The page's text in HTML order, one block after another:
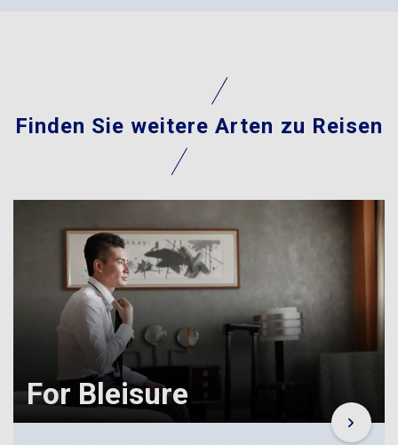
Finden Sie weitere Arten zu Reisen
For Bleisure